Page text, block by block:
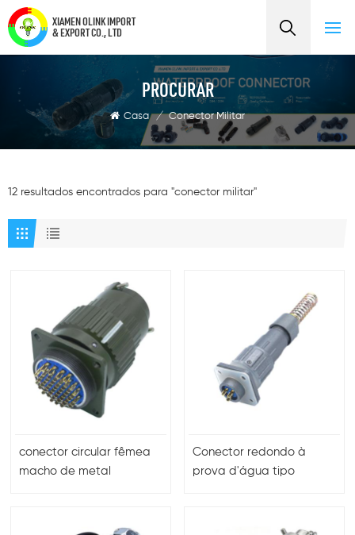
XIAMEN OLINK IMPORT
& EXPORT CO., LTD
PROCURAR
Casa / Conector Militar
12 resultados encontrados para "conector militar"
conector circular fêmea
macho de metal
Conector redondo à
prova d'água tipo